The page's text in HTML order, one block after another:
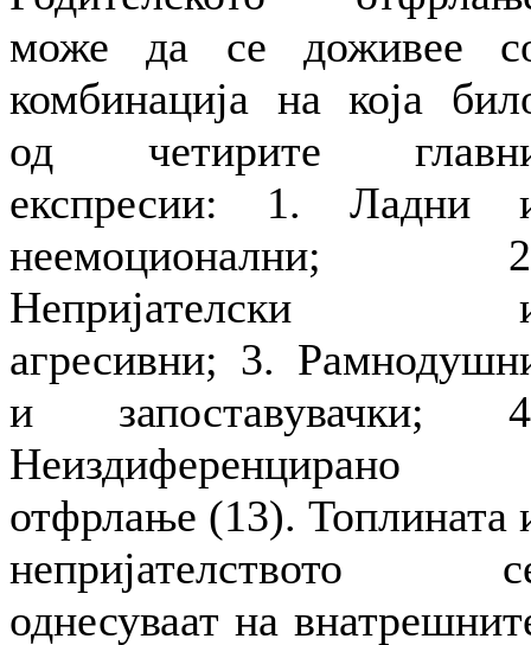
може да се доживее
комбинација на која
од четирите
експресии: 1. Ладни
неемоционални;
Непријателски
агресивни; 3.
и запоставувачки;
Неиздиференцирано
отфрлање (13). Топлината
непријателството
однесуваат на